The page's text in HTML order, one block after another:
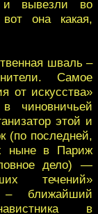
и вывезли во
она какая,
шваль –
Самое
от искусства»
чиновничьей
этой и
(по последней,
ныне в Париж
дело) —
течений»
– ближайший
в